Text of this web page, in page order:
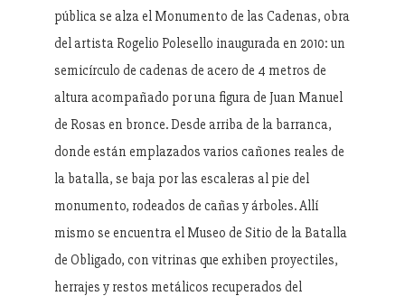
pública se alza el Monumento de las Cadenas, obra
del artista Rogelio Polesello inaugurada en 2010: un
semicírculo de cadenas de acero de 4 metros de
altura acompañado por una figura de Juan Manuel
de Rosas en bronce. Desde arriba de la barranca,
donde están emplazados varios cañones reales de
la batalla, se baja por las escaleras al pie del
monumento, rodeados de cañas y árboles. Allí
mismo se encuentra el Museo de Sitio de la Batalla
de Obligado, con vitrinas que exhiben proyectiles,
herrajes y restos metálicos recuperados del